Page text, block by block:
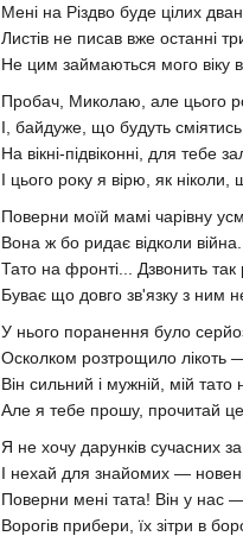
Мені на Різдво буде цілих
Листів не писав вже останні
Не цим займаються мого віку
Пробач, Миколаю, але цього
І, байдуже, що будуть сміятись
На вікні-підвіконні, для тебе
І цього року я вірю, як
Поверни моїй мамі чарівну
Вона ж бо ридає відколи
Тато на фронті... Дзвонить так
Буває що довго зв'язку з ним
У нього поранення було
Осколком розтрощило лікоть
Він сильний і мужній, мій тато
Але я тебе прошу, прочитай
Я не хочу дарунків сучасних
І нехай для знайомих —
Поверни мені тата! Він у нас
Ворогів прибери, їх зітри в